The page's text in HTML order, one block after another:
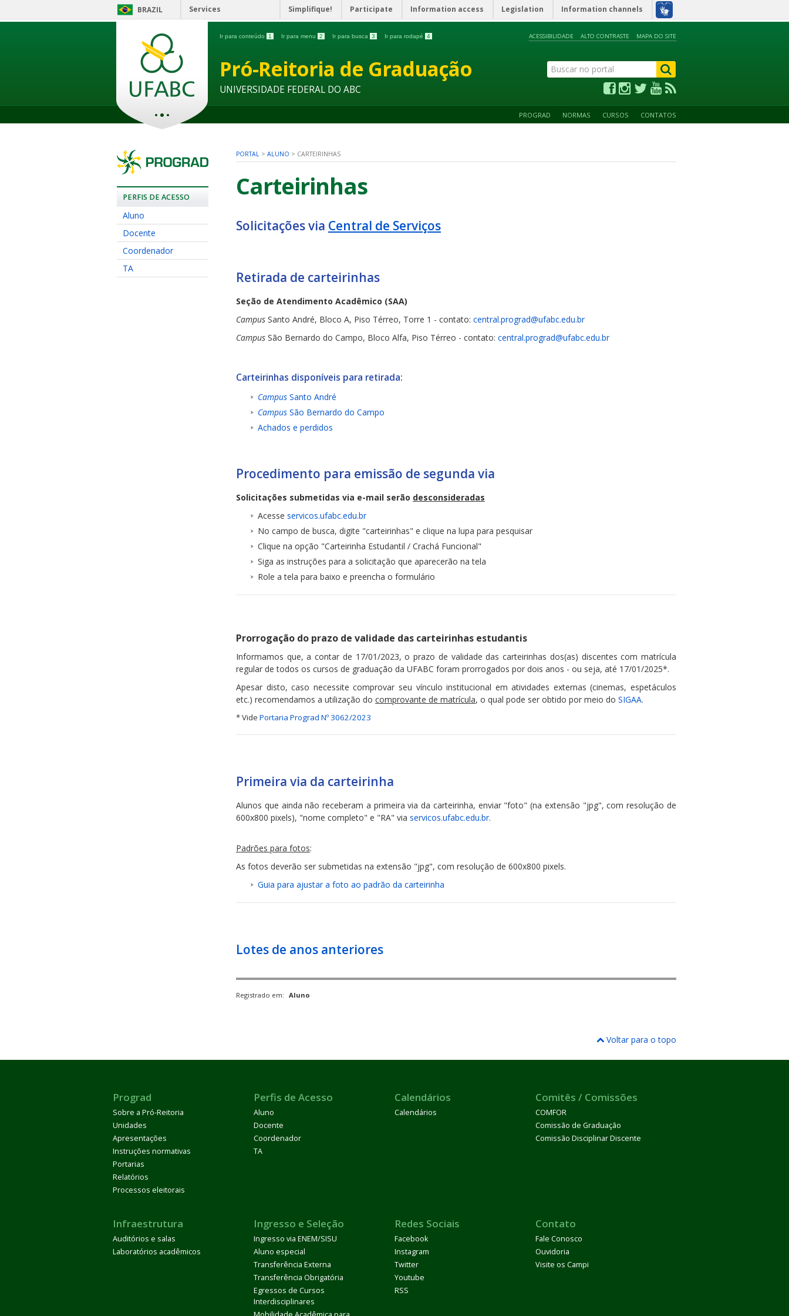
BRAZIL Services Simplifique! Participate Information access Legislation Information channels
Ir para conteúdo 1 Ir para menu 2 Ir para busca 3 Ir para rodapé 4 ACESSIBILIDADE ALTO CONTRASTE MAPA DO SITE
Pró-Reitoria de Graduação
UNIVERSIDADE FEDERAL DO ABC
PROGRAD NORMAS CURSOS CONTATOS
PERFIS DE ACESSO
Aluno
Docente
Coordenador
TA
PORTAL > ALUNO > CARTEIRINHAS
Carteirinhas
Solicitações via Central de Serviços
Retirada de carteirinhas
Seção de Atendimento Acadêmico (SAA)
Campus Santo André, Bloco A, Piso Térreo, Torre 1 - contato: central.prograd@ufabc.edu.br
Campus São Bernardo do Campo, Bloco Alfa, Piso Térreo - contato: central.prograd@ufabc.edu.br
Carteirinhas disponíveis para retirada:
Campus Santo André
Campus São Bernardo do Campo
Achados e perdidos
Procedimento para emissão de segunda via
Solicitações submetidas via e-mail serão desconsideradas
Acesse servicos.ufabc.edu.br
No campo de busca, digite "carteirinhas" e clique na lupa para pesquisar
Clique na opção "Carteirinha Estudantil / Crachá Funcional"
Siga as instruções para a solicitação que aparecerão na tela
Role a tela para baixo e preencha o formulário
Prorrogação do prazo de validade das carteirinhas estudantis
Informamos que, a contar de 17/01/2023, o prazo de validade das carteirinhas dos(as) discentes com matrícula
regular de todos os cursos de graduação da UFABC foram prorrogados por dois anos - ou seja, até 17/01/2025*.
Apesar disto, caso necessite comprovar seu vínculo institucional em atividades externas (cinemas, espetáculos
etc.) recomendamos a utilização do comprovante de matrícula, o qual pode ser obtido por meio do SIGAA.
* Vide Portaria Prograd Nº 3062/2023
Primeira via da carteirinha
Alunos que ainda não receberam a primeira via da carteirinha, enviar "foto" (na extensão "jpg", com resolução de
600x800 pixels), "nome completo" e "RA" via servicos.ufabc.edu.br.
Padrões para fotos:
As fotos deverão ser submetidas na extensão "jpg", com resolução de 600x800 pixels.
Guia para ajustar a foto ao padrão da carteirinha
Lotes de anos anteriores
Registrado em: Aluno
Voltar para o topo
Prograd
Sobre a Pró-Reitoria
Unidades
Apresentações
Instruções normativas
Portarias
Relatórios
Processos eleitorais
Perfis de Acesso
Aluno
Docente
Coordenador
TA
Calendários
Calendários
Comitês / Comissões
COMFOR
Comissão de Graduação
Comissão Disciplinar Discente
Infraestrutura
Auditórios e salas
Laboratórios acadêmicos
Ingresso e Seleção
Ingresso via ENEM/SISU
Aluno especial
Transferência Externa
Transferência Obrigatória
Egressos de Cursos
Interdisciplinares
Redes Sociais
Facebook
Instagram
Twitter
Youtube
RSS
Contato
Fale Conosco
Ouvidoria
Visite os Campi